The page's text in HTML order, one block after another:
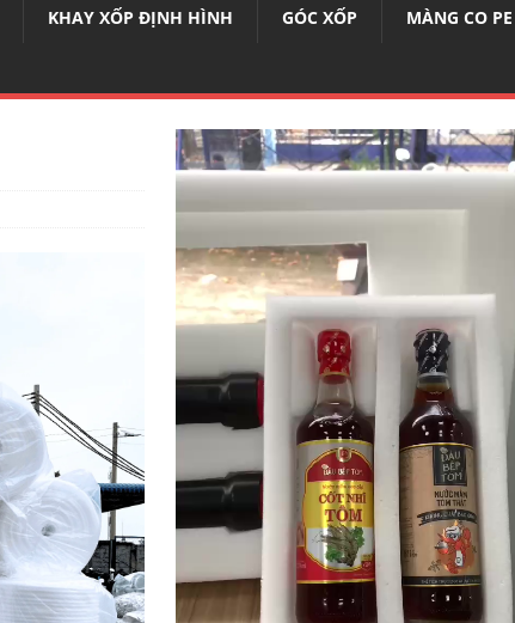
KHAY XỐP ĐỊNH HÌNH GÓC XỐP MÀNG CO PE